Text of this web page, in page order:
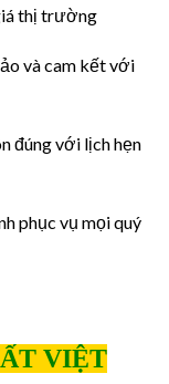
thị trường
và cam kết với
đúng với lịch hẹn
phục vụ mọi quý
VIỆT